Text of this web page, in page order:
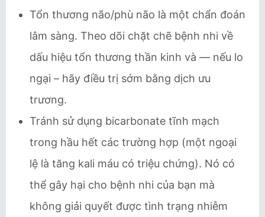
Tổn thương não/phù não là một chẩn đoán
lâm sàng. Theo dõi chặt chẽ bệnh nhi về
dấu hiệu tổn thương thần kinh và — nếu lo
ngại – hãy điều trị sớm bằng dịch ưu
trương.
Tránh sử dụng bicarbonate tĩnh mạch
trong hầu hết các trường hợp (một ngoại
lệ là tăng kali máu có triệu chứng). Nó có
thể gây hại cho bệnh nhi của bạn mà
không giải quyết được tình trạng nhiễm